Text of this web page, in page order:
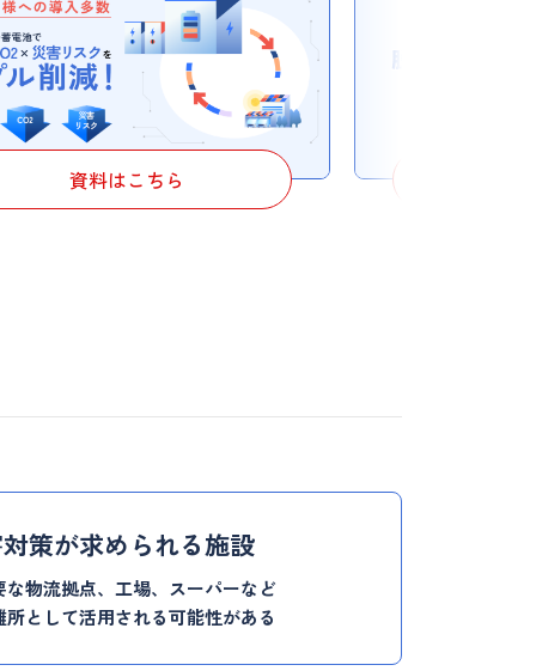
資料はこちら
策が求められる施設
な物流拠点、工場、スーパーなど
所として活用される可能性がある